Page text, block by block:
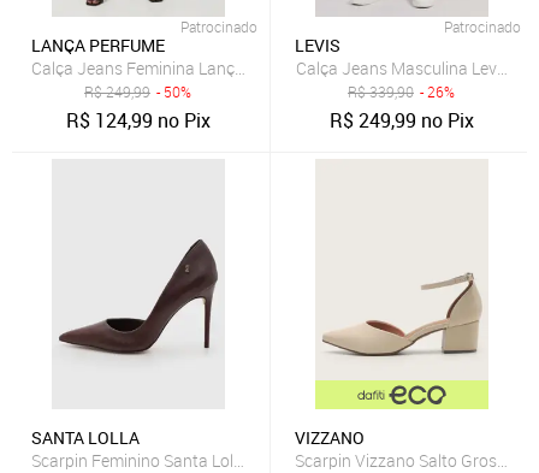
Patrocinado
LANÇA PERFUME
Calça Jeans Feminina Lança Perfume Mom Luna Azul
R$249,99 - 50%
R$ 124,99 no Pix
Patrocinado
LEVIS
Calça Jeans Masculina Levis
R$339,90 - 26%
R$249,99 no Pix
SANTA LOLLA
Scarpin Feminino Santa Lolla Couro Salto Alto Marrom
VIZZANO
Scarpin Vizzano Salto Grosso